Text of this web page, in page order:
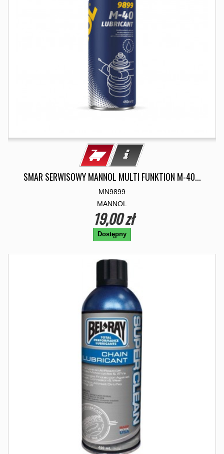
SMAR SERWISOWY MANNOL MULTI FUNKTION M-40...
MN9899
MANNOL
19,00 zł
Dostępny